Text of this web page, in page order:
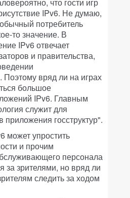
IPv6. Не думаю,
потребитель
то значение. В
IPv6 отвечает
и правительства,
вряд ли на играх
большое
IPv6. Главным
служит для
госструктур".
может упростить
и прочим
персонала
за зрителями, но вряд ли
следить за ходом